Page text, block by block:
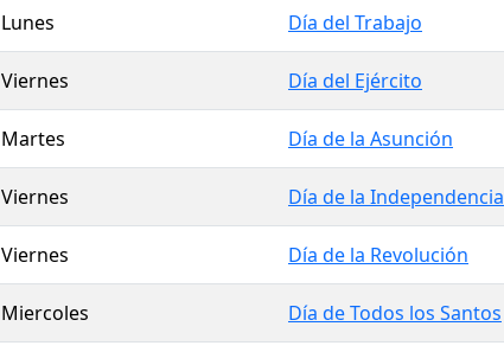
Lunes Día del Trabajo
Viernes Día del Ejército
Martes Día de la Asunción
Viernes Día de la Independencia
Viernes Día de la Revolución
Miercoles Día de Todos los Santos